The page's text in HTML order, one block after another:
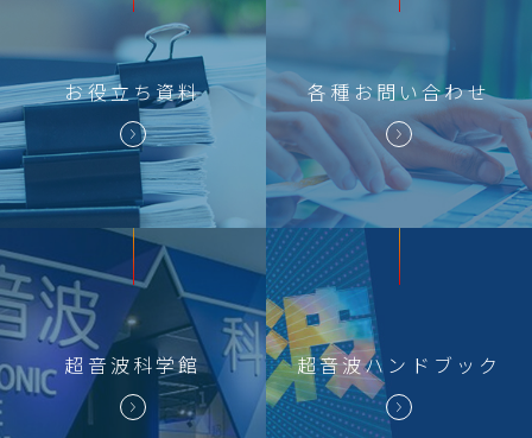
お役立ち資料 各種お問い合わせ
超音波科学館 超音波ハンドブック